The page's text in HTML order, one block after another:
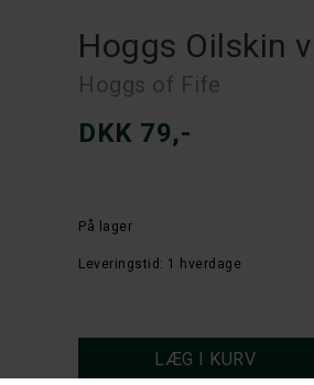
Hoggs Oilskin
Hoggs of Fife
DKK 79,-
På lager
Leveringstid: 1 hverdage